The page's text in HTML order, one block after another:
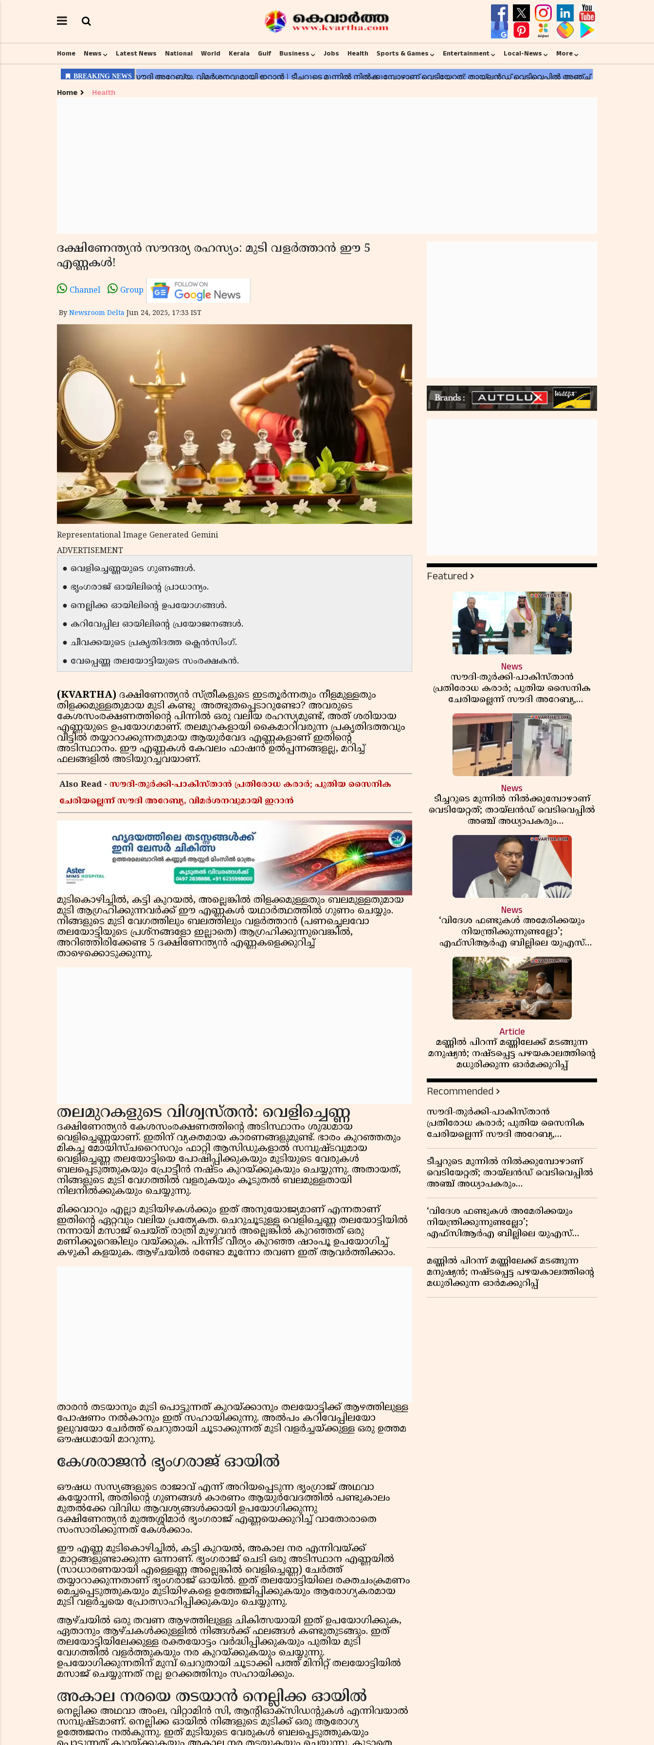
Home News Latest News National World Kerala Gulf Business Jobs Health Sports & Games Entertainment Local-News More
Home Health
ദക്ഷിണേന്ത്യൻ സൗന്ദര്യ രഹസ്യം: മുടി വളർത്താൻ ഈ 5
എണ്ണകൾ!
Channel Group
By Newsroom Delta Jun 24, 2025, 17:33 IST
Representational Image Generated Gemini
ADVERTISEMENT
● വെളിച്ചെണ്ണയുടെ ഗുണങ്ങൾ.
● ഭൃംഗരാജ് ഓയിലിന്റെ പ്രാധാന്യം.
● നെല്ലിക്ക ഓയിലിന്റെ ഉപയോഗങ്ങൾ.
● കറിവേപ്പില ഓയിലിന്റെ പ്രയോജനങ്ങൾ.
● ചീവക്കയുടെ പ്രകൃതിദത്ത ക്ലെൻസിംഗ്.
● വേപ്പെണ്ണ തലയോട്ടിയുടെ സംരക്ഷകൻ.
(KVARTHA) ദക്ഷിണേന്ത്യൻ സ്ത്രീകളുടെ ഇടതൂർന്നതും നീളമുള്ളതും
തിളക്കമുള്ളതുമായ മുടി കണ്ടു അത്ഭുതപ്പെടാറുണ്ടോ? അവരുടെ
കേശസംരക്ഷണത്തിന്റെ പിന്നിൽ ഒരു വലിയ രഹസ്യമുണ്ട്, അത് ശരിയായ
എണ്ണയുടെ ഉപയോഗമാണ്. തലമുറകളായി കൈമാറിവരുന്ന പ്രകൃതിദത്തവും
വീട്ടിൽ തയ്യാറാക്കുന്നതുമായ ആയുർവേദ എണ്ണകളാണ് ഇതിന്റെ
അടിസ്ഥാനം. ഈ എണ്ണകൾ കേവലം ഫാഷൻ ഉൽപ്പന്നങ്ങളല്ല, മറിച്ച്
ഫലങ്ങളിൽ അടിയുറച്ചവയാണ്.
Also Read - സൗദി-തുർക്കി-പാകിസ്താൻ പ്രതിരോധ കരാർ; പുതിയ സൈനിക
ചേരിയല്ലെന്ന് സൗദി അറേബ്യ, വിമർശനവുമായി ഇറാൻ
മുടികൊഴിച്ചിൽ, കട്ടി കുറയൽ, അല്ലെങ്കിൽ തിളക്കമുള്ളതും ബലമുള്ളതുമായ
മുടി ആഗ്രഹിക്കുന്നവർക്ക് ഈ എണ്ണകൾ യഥാർത്ഥത്തിൽ ഗുണം ചെയ്യും.
നിങ്ങളുടെ മുടി വേഗത്തിലും ബലത്തിലും വളർത്താൻ (പണച്ചെലവോ
തലയോട്ടിയുടെ പ്രശ്നങ്ങളോ ഇല്ലാതെ) ആഗ്രഹിക്കുന്നുവെങ്കിൽ,
അറിഞ്ഞിരിക്കേണ്ട 5 ദക്ഷിണേന്ത്യൻ എണ്ണകളെക്കുറിച്ച്
താഴെക്കൊടുക്കുന്നു.
തലമുറകളുടെ വിശ്വസ്തൻ: വെളിച്ചെണ്ണ
ദക്ഷിണേന്ത്യൻ കേശസംരക്ഷണത്തിന്റെ അടിസ്ഥാനം ശുദ്ധമായ
വെളിച്ചെണ്ണയാണ്. ഇതിന് വ്യക്തമായ കാരണങ്ങളുമുണ്ട്. ഭാരം കുറഞ്ഞതും
മികച്ച മോയിസ്ചറൈസറും ഫാറ്റി ആസിഡുകളാൽ സമ്പുഷ്ടവുമായ
വെളിച്ചെണ്ണ തലയോട്ടിയെ പോഷിപ്പിക്കുകയും മുടിയുടെ വേരുകൾ
ബലപ്പെടുത്തുകയും പ്രോട്ടീൻ നഷ്ടം കുറയ്ക്കുകയും ചെയ്യുന്നു. അതായത്,
നിങ്ങളുടെ മുടി വേഗത്തിൽ വളരുകയും കൂടുതൽ ബലമുള്ളതായി
നിലനിൽക്കുകയും ചെയ്യുന്നു.
മിക്കവാറും എല്ലാ മുടിയിഴകൾക്കും ഇത് അനുയോജ്യമാണ് എന്നതാണ്
ഇതിന്റെ ഏറ്റവും വലിയ പ്രത്യേകത. ചെറുചൂടുള്ള വെളിച്ചെണ്ണ തലയോട്ടിയിൽ
നന്നായി മസാജ് ചെയ്ത് രാത്രി മുഴുവൻ അല്ലെങ്കിൽ കുറഞ്ഞത് ഒരു
മണിക്കൂറെങ്കിലും വയ്ക്കുക. പിന്നീട് വീര്യം കുറഞ്ഞ ഷാംപൂ ഉപയോഗിച്ച്
കഴുകി കളയുക. ആഴ്ചയിൽ രണ്ടോ മൂന്നോ തവണ ഇത് ആവർത്തിക്കാം.
താരൻ തടയാനും മുടി പൊട്ടുന്നത് കുറയ്ക്കാനും തലയോട്ടിക്ക് ആഴത്തിലുള്ള
പോഷണം നൽകാനും ഇത് സഹായിക്കുന്നു. അൽപം കറിവേപ്പിലയോ
ഉലുവയോ ചേർത്ത് ചെറുതായി ചൂടാക്കുന്നത് മുടി വളർച്ചയ്ക്കുള്ള ഒരു ഉത്തമ
ഔഷധമായി മാറുന്നു.
കേശരാജൻ ഭൃംഗരാജ് ഓയിൽ
ഔഷധ സസ്യങ്ങളുടെ രാജാവ് എന്ന് അറിയപ്പെടുന്ന ഭൃംഗ്രാജ് അഥവാ
കയ്യോന്നി, അതിന്റെ ഗുണങ്ങള്‍ കാരണം ആയുര്‍വേദത്തില്‍ പണ്ടുകാലം
മുതല്‍ക്കേ വിവിധ ആവശ്യങ്ങള്‍ക്കായി ഉപയോഗിക്കുന്നു
ദക്ഷിണേന്ത്യൻ മുത്തശ്ശിമാർ ഭൃംഗരാജ് എണ്ണയെക്കുറിച്ച് വാതോരാതെ
സംസാരിക്കുന്നത് കേൾക്കാം.
ഈ എണ്ണ മുടികൊഴിച്ചിൽ, കട്ടി കുറയൽ, അകാല നര എന്നിവയ്ക്ക്
മാറ്റങ്ങളുണ്ടാക്കുന്ന ഒന്നാണ്. ഭൃംഗരാജ് ചെടി ഒരു അടിസ്ഥാന എണ്ണയിൽ
(സാധാരണയായി എള്ളെണ്ണ അല്ലെങ്കിൽ വെളിച്ചെണ്ണ) ചേർത്ത്
തയ്യാറാക്കുന്നതാണ് ഭൃംഗരാജ് ഓയിൽ. ഇത് തലയോട്ടിയിലെ രക്തചംക്രമണം
മെച്ചപ്പെടുത്തുകയും മുടിയിഴകളെ ഉത്തേജിപ്പിക്കുകയും ആരോഗ്യകരമായ
മുടി വളർച്ചയെ പ്രോത്സാഹിപ്പിക്കുകയും ചെയ്യുന്നു.
ആഴ്ചയിൽ ഒരു തവണ ആഴത്തിലുള്ള ചികിത്സയായി ഇത് ഉപയോഗിക്കുക,
ഏതാനും ആഴ്ചകൾക്കുള്ളിൽ നിങ്ങൾക്ക് ഫലങ്ങൾ കണ്ടുതുടങ്ങും. ഇത്
തലയോട്ടിയിലേക്കുള്ള രക്തയോട്ടം വർദ്ധിപ്പിക്കുകയും പുതിയ മുടി
വേഗത്തിൽ വളർത്തുകയും നര കുറയ്ക്കുകയും ചെയ്യുന്നു.
ഉപയോഗിക്കുന്നതിന് മുമ്പ് ചെറുതായി ചൂടാക്കി പത്ത് മിനിറ്റ് തലയോട്ടിയിൽ
മസാജ് ചെയ്യുന്നത് നല്ല ഉറക്കത്തിനും സഹായിക്കും.
അകാല നരയെ തടയാൻ നെല്ലിക്ക ഓയിൽ
നെല്ലിക്ക അഥവാ അംല, വിറ്റാമിൻ സി, ആന്റിഓക്സിഡന്റുകൾ എന്നിവയാൽ
സമ്പുഷ്ടമാണ്. നെല്ലിക്ക ഓയിൽ നിങ്ങളുടെ മുടിക്ക് ഒരു ആരോഗ്യ
ഉത്തേജനം നൽകുന്നു. ഇത് മുടിയുടെ വേരുകൾ ബലപ്പെടുത്തുകയും
Featured
News
സൗദി-തുർക്കി-പാകിസ്താൻ
പ്രതിരോധ കരാർ; പുതിയ സൈനിക
ചേരിയല്ലെന്ന് സൗദി അറേബ്യ,
വിമർശനവുമായി ഇറാൻ
News
ടീച്ചറുടെ മുന്നിൽ നിൽക്കുമ്പോഴാണ്
വെടിയേറ്റത്; തായ്‌ലൻഡ് വെടിവെപ്പിൽ
അഞ്ച് അധ്യാപകരും
മുത്തശ്ശീമുത്തശ്ശന്മാരും കൊല്ലപ്പെട്ടു,
മരണസംഖ്യ 7; ഞെട്ടിക്കുന്ന
വെളിപ്പെടുത്തലുകൾ
News
‘വിദേശ ഫണ്ടുകൾ അമേരിക്കയും
നിയന്ത്രിക്കുന്നുണ്ടല്ലോ’;
എഫ്സിആർഎ ബില്ലിലെ യുഎസ്
വിമർശനങ്ങൾക്ക് മറുപടിയുമായി ഇന്ത്യ
Article
മണ്ണിൽ പിറന്ന് മണ്ണിലേക്ക് മടങ്ങുന്ന
മനുഷ്യൻ; നഷ്ടപ്പെട്ട പഴയകാലത്തിൻ്റെ
മധുരിക്കുന്ന ഓർമക്കുറിപ്പ്
Recommended
സൗദി-തുർക്കി-പാകിസ്താൻ
പ്രതിരോധ കരാർ; പുതിയ സൈനിക
ചേരിയല്ലെന്ന് സൗദി അറേബ്യ,
വിമർശനവുമായി ഇറാൻ
ടീച്ചറുടെ മുന്നിൽ നിൽക്കുമ്പോഴാണ്
വെടിയേറ്റത്; തായ്‌ലൻഡ് വെടിവെപ്പിൽ
അഞ്ച് അധ്യാപകരും
മുത്തശ്ശീമുത്തശ്ശന്മാരും കൊല്ലപ്പെട്ടു,
മരണസംഖ്യ 7; ഞെട്ടിക്കുന്ന
വെളിപ്പെടുത്തലുകൾ
‘വിദേശ ഫണ്ടുകൾ അമേരിക്കയും
നിയന്ത്രിക്കുന്നുണ്ടല്ലോ’;
എഫ്സിആർഎ ബില്ലിലെ യുഎസ്
വിമർശനങ്ങൾക്ക് മറുപടിയുമായി ഇന്ത്യ
മണ്ണിൽ പിറന്ന് മണ്ണിലേക്ക് മടങ്ങുന്ന
മനുഷ്യൻ; നഷ്ടപ്പെട്ട പഴയകാലത്തിൻ്റെ
മധുരിക്കുന്ന ഓർമക്കുറിപ്പ്